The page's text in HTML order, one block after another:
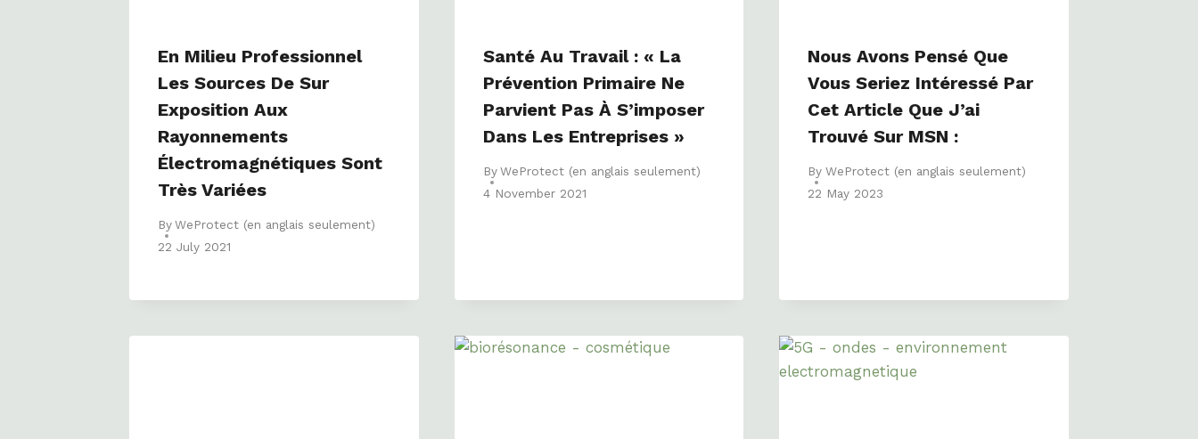
En Milieu Professionnel
Les Sources De Sur
Exposition Aux
Rayonnements
Électromagnétiques Sont
Très Variées
ByWeProtect (en anglais seulement)
22 July 2021
Santé Au Travail : « La
Prévention Primaire Ne
Parvient Pas À S’imposer
Dans Les Entreprises »
By WeProtect (en anglais seulement)
4 November 2021
Nous Avons Pensé Que
Vous Seriez Intéressé Par
Cet Article Que J’ai
Trouvé Sur MSN :
By WeProtect (en anglais seulement)
22 May 2023